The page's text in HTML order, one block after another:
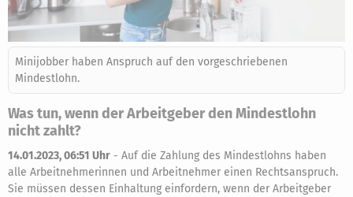
Minijobber haben Anspruch auf den vorgeschriebenen
Mindestlohn.
Was tun, wenn der Arbeitgeber den Mindestlohn
nicht zahlt?
14.01.2023, 06:51 Uhr - Auf die Zahlung des Mindestlohns haben
alle Arbeitnehmerinnen und Arbeitnehmer einen Rechtsanspruch.
Sie müssen dessen Einhaltung einfordern, wenn der Arbeitgeber